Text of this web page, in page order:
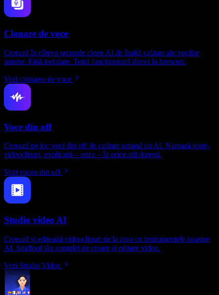
Clonare de voce
Creează în câteva secunde clone AI de înaltă calitate ale vocilor
umane. Fără instalare. Totul funcționează direct în browser.
Vezi clonarea de voce
Voce din off
Creează pe loc voci din off de calitate umană cu AI. Narează texte,
videoclipuri, explicații – orice – în orice stil dorești.
Vezi vocea din off
Studio video AI
Creează și editează videoclipuri de la zero cu instrumentele noastre
AI. Studioul tău complet de creare și editare video.
Vezi Studio Video